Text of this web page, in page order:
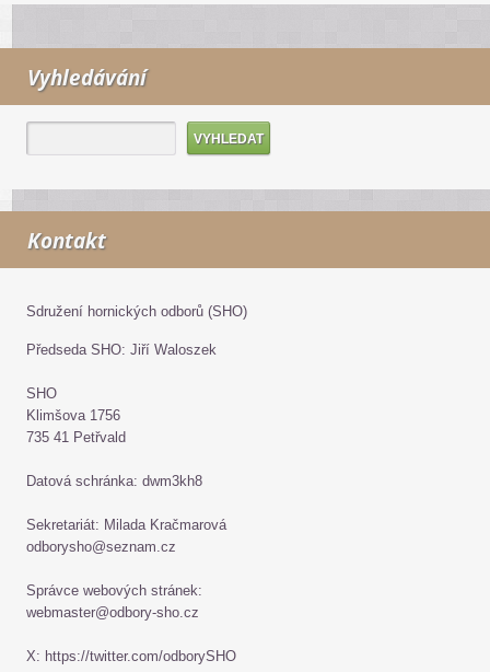
Vyhledávání
Kontakt
Sdružení hornických odborů (SHO)
Předseda SHO: Jiří Waloszek
SHO
Klimšova 1756
735 41 Petřvald
Datová schránka: dwm3kh8
Sekretariát: Milada Kračmarová
odborysho@seznam.cz
Správce webových stránek:
webmaster@odbory-sho.cz
X: https://twitter.com/odborySHO